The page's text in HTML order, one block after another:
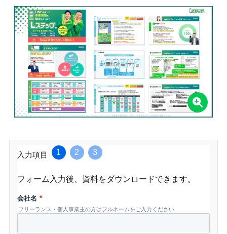
入力項目 1 2 3
フォーム入力後、資料をダウンロードできます。
会社名 *
フリーランス・個人事業主の方はフルネームをご入力ください